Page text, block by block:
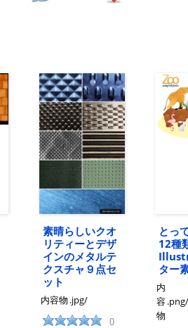
素晴らしいクオ
リティーとデザ
インのメタルテ
クスチャ９点セ
ット
内容物 .jpg/
0
とっ
12種
ター
内
容
物